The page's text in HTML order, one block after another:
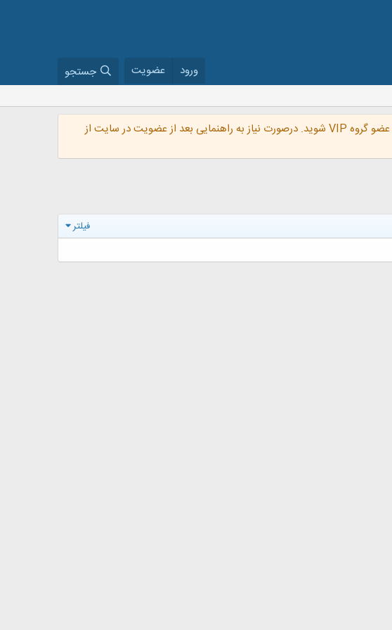
ورود عضویت جستجو
عضو گروه VIP شوید. درصورت نیاز به راهنمایی بعد از عضویت در سایت از
فیلتر